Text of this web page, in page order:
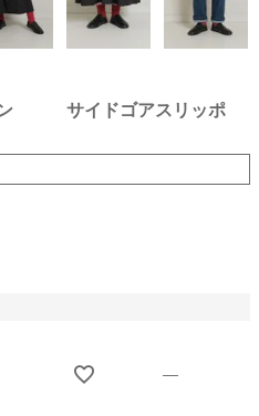
ン サイドゴアスリッポ
—